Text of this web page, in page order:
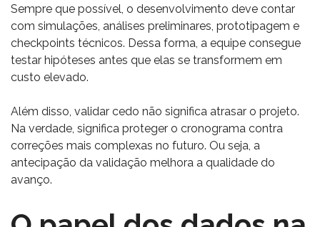
Sempre que possível, o desenvolvimento deve contar
com simulações, análises preliminares, prototipagem e
checkpoints técnicos. Dessa forma, a equipe consegue
testar hipóteses antes que elas se transformem em
custo elevado.
Além disso, validar cedo não significa atrasar o projeto.
Na verdade, significa proteger o cronograma contra
correções mais complexas no futuro. Ou seja, a
antecipação da validação melhora a qualidade do
avanço.